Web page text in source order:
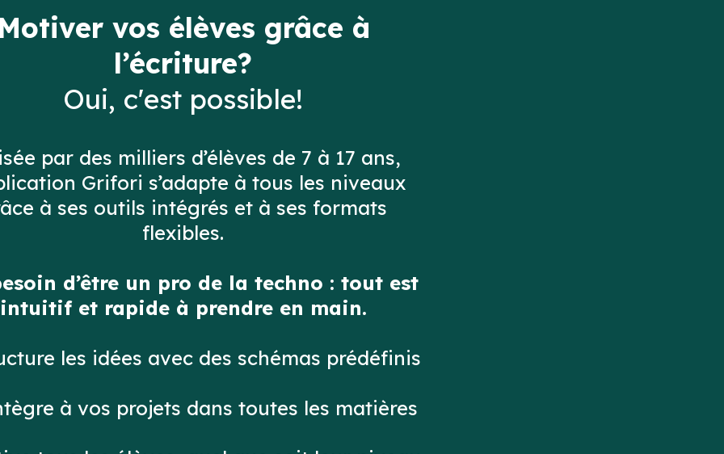
Motiver vos élèves grâce à
l’écriture?
Oui, c'est possible!
par des milliers d’élèves de 7 à 17 ans,
Grifori s’adapte à tous les niveaux
à ses outils intégrés et à ses formats
flexibles.
d’être un pro de la techno : tout est
intuitif et rapide à prendre en main.
les idées avec des schémas prédéfinis
à vos projets dans toutes les matières